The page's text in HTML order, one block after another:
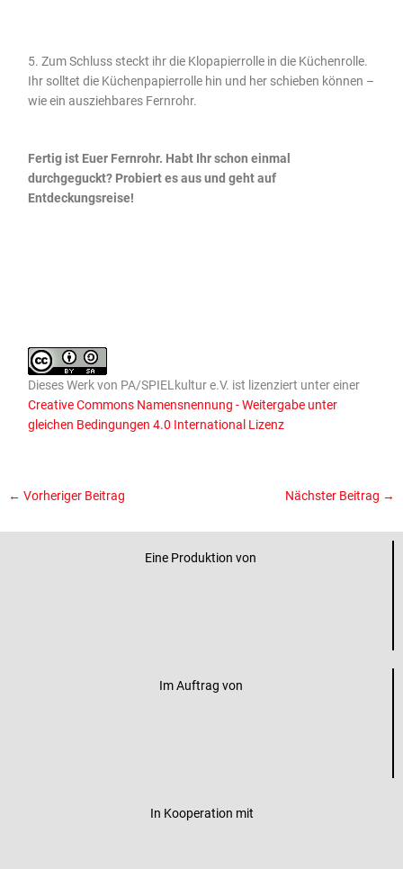
5. Zum Schluss steckt ihr die Klopapierrolle in die Küchenrolle.
Ihr solltet die Küchenpapierrolle hin und her schieben können –
wie ein ausziehbares Fernrohr.
Fertig ist Euer Fernrohr. Habt Ihr schon einmal
durchgeguckt? Probiert es aus und geht auf
Entdeckungsreise!
DiesesWerkvon PA/SPIELkultur e.V. ist lizenziert unter einer
Creative Commons Namensnennung - Weitergabe unter
gleichen Bedingungen 4.0 International Lizenz
← Vorheriger Beitrag Nächster Beitrag →
Eine Produktion von
Im Auftrag von
In Kooperation mit